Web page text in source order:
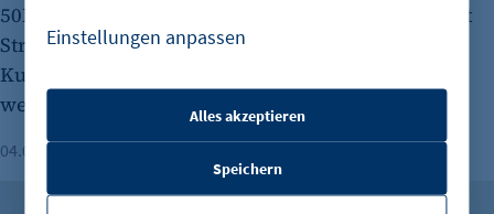
Einstellungen anpassen
etracker Sitzungs-Cookie
Alles akzeptieren
Speichern
50Hertz versorgt rund 18 Millionen Menschen mit
Strom. CEO Stefan Kapferer erzählt im
Kurzinterview, wie Berlins Energie-Infrastruktur
wettbewerbsfähig bleibt.
04.08.2026
Vorgestellt: Ricardo dos Santos Miquelino